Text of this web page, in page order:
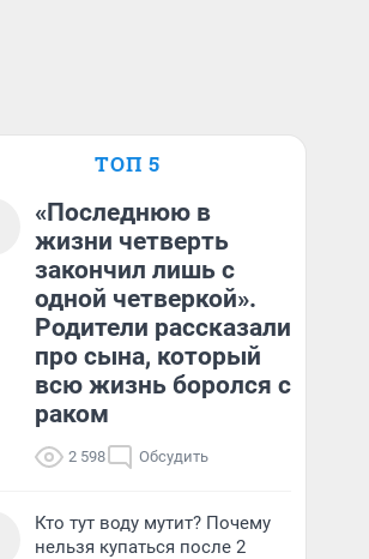
ТОП 5
«Последнюю в
жизни четверть
закончил лишь с
одной четверкой».
Родители рассказали
про сына, который
всю жизнь боролся с
раком
2 598 Обсудить
Кто тут воду мутит? Почему
нельзя купаться после 2